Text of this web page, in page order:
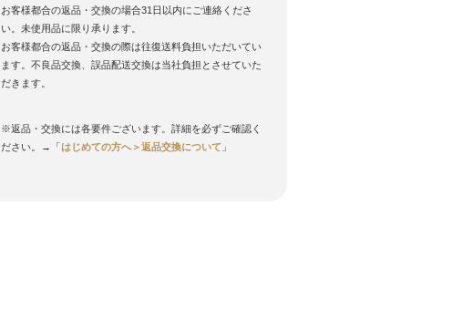
お客様都合の返品・交換の場合31日以内にご連絡くださ
い。未使用品に限り承ります。
お客様都合の返品・交換の際は往復送料負担いただいてい
ます。不良品交換、誤品配送交換は当社負担とさせていた
だきます。
※返品・交換には各要件ございます。詳細を必ずご確認く
ださい。→「はじめての方へ＞返品交換について 」